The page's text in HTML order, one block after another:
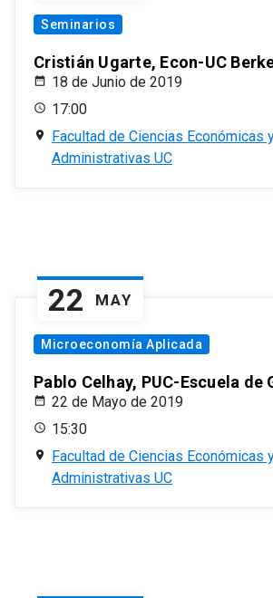
Seminarios
Cristián Ugarte, Econ-UC
18 de Junio de 2019
17:00
Facultad de Ciencias Económicas
Administrativas UC
22 MAY
Microeconomía Aplicada
Pablo Celhay, PUC-Escuela de
22 de Mayo de 2019
15:30
Facultad de Ciencias Económicas
Administrativas UC